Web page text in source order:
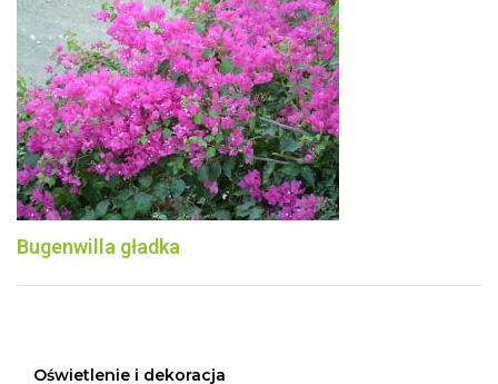
Bugenwilla gładka
Oświetlenie i dekoracja